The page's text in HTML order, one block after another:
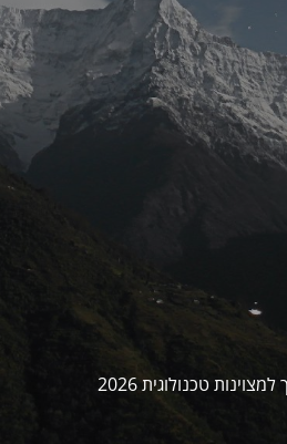
טכנולוגית 2026